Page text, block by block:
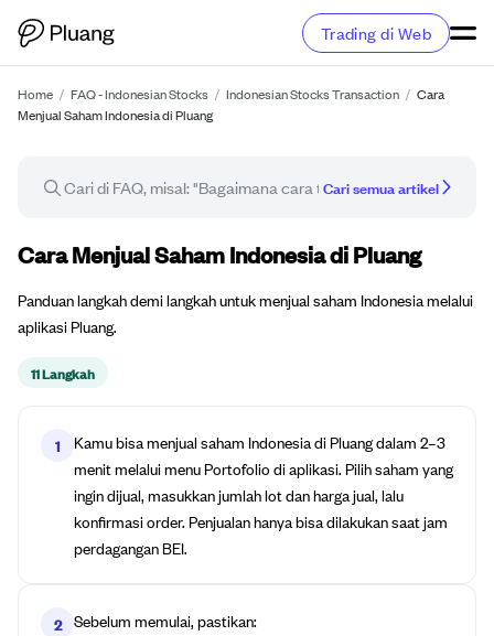
Trading di Web
Home / FAQ - Indonesian Stocks / Indonesian Stocks Transaction / Cara
Menjual Saham Indonesia di Pluang
Cari semua artikel
Panduan cara
Cara Menjual Saham Indonesia di Pluang
Panduan langkah demi langkah untuk menjual saham Indonesia melalui
aplikasi Pluang.
11 Langkah
1
Kamu bisa menjual saham Indonesia di Pluang dalam 2–3
menit melalui menu Portofolio di aplikasi. Pilih saham yang
ingin dijual, masukkan jumlah lot dan harga jual, lalu
konfirmasi order. Penjualan hanya bisa dilakukan saat jam
perdagangan BEI.
2 Sebelum memulai, pastikan: